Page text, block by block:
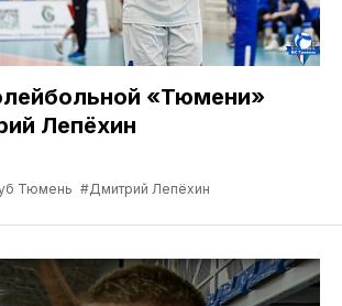
«Тюмени»
Лепёхин
Тюмень #Дмитрий Лепёхин